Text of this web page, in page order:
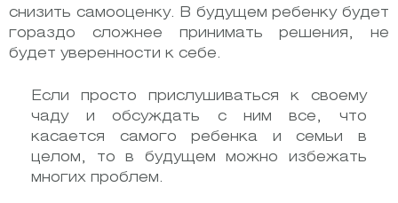
снизить самооценку. В будущем ребенку будет
гораздо сложнее принимать решения, не
будет уверенности к себе.
Если просто прислушиваться к своему
чаду и обсуждать с ним все, что
касается самого ребенка и семьи в
целом, то в будущем можно избежать
многих проблем.